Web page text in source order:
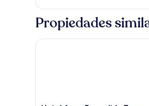
Propiedades
Hotel Agua Escondida Taxco